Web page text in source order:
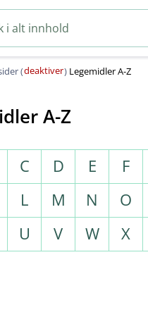
(deaktiver) Legemidler A-Z
A-Z
C D E F
L M N O
U V W X